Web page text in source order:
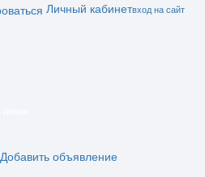
Личный кабинетвход на сайт
Добавить объявление